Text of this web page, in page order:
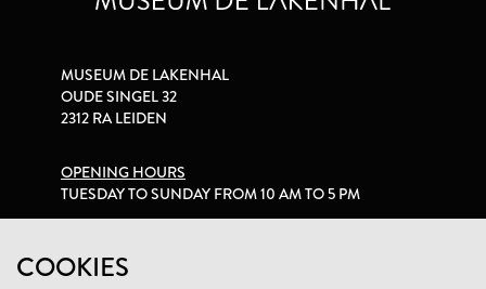
COOKIES
MUSEUM DE LAKENHAL
OUDE SINGEL 32
2312 RA LEIDEN
OPENING HOURS
TUESDAY TO SUNDAY FROM 10 AM TO 5 PM